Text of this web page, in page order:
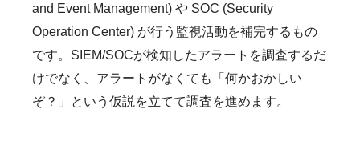
and Event Management) や SOC (Security
Operation Center) が行う監視活動を補完するもの
です。SIEM/SOCが検知したアラートを調査するだ
けでなく、アラートがなくても「何かおかしい
ぞ？」という仮説を立てて調査を進めます。